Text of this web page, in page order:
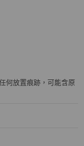
何放置痕跡，可能含原